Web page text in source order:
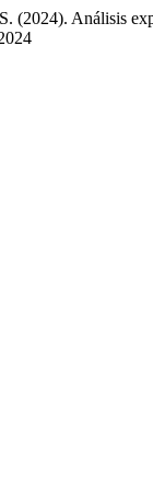
(2024). Análisis